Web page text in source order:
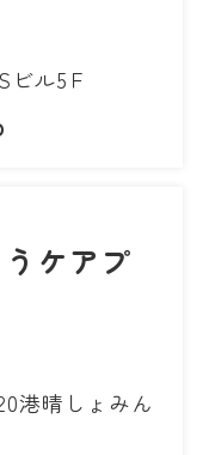
ル5Ｆ
ケアプ
港晴しょみん